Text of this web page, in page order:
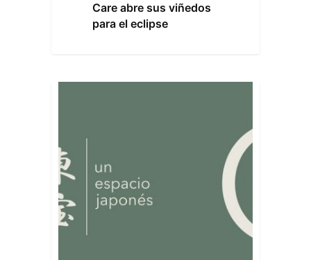
Care abre sus viñedos
para el eclipse